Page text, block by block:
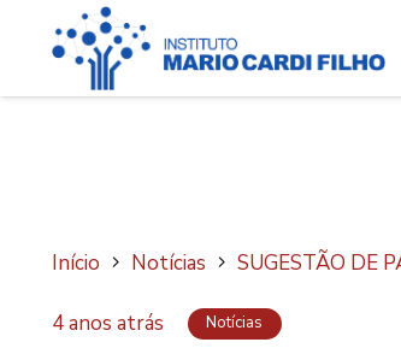
Início Notícias SUGESTÃO DE
4 anos atrás Notícias